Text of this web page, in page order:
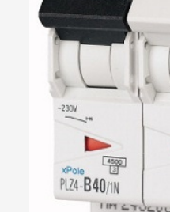
Abbigliamento da
Alimentatori
Batterie
Elettricità
Cablaggio
Elettronica
Edilizia